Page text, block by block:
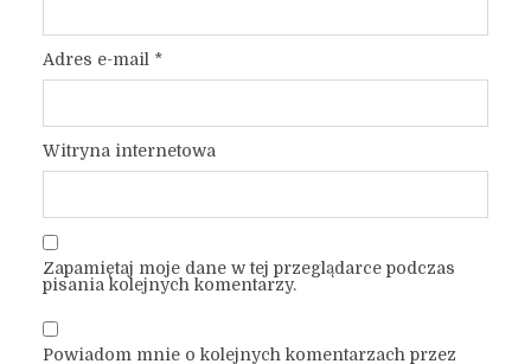
Adres e-mail *
Witryna internetowa
Zapamiętaj moje dane w tej przeglądarce podczas
pisania kolejnych komentarzy.
Powiadom mnie o kolejnych komentarzach przez